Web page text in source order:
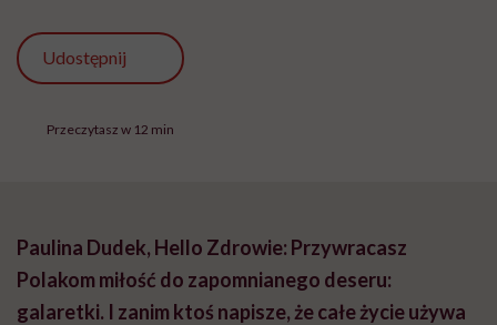
Udostępnij
Przeczytasz w 12 min
Paulina Dudek, Hello Zdrowie: Przywracasz
Polakom miłość do zapomnianego deseru:
galaretki. I zanim ktoś napisze, że całe życie używa